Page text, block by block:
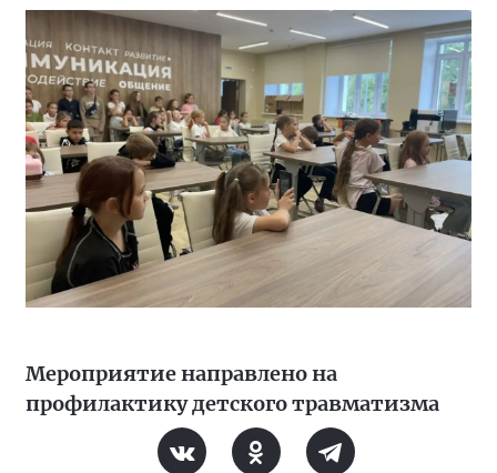
Мероприятие направлено на
профилактику детского травматизма